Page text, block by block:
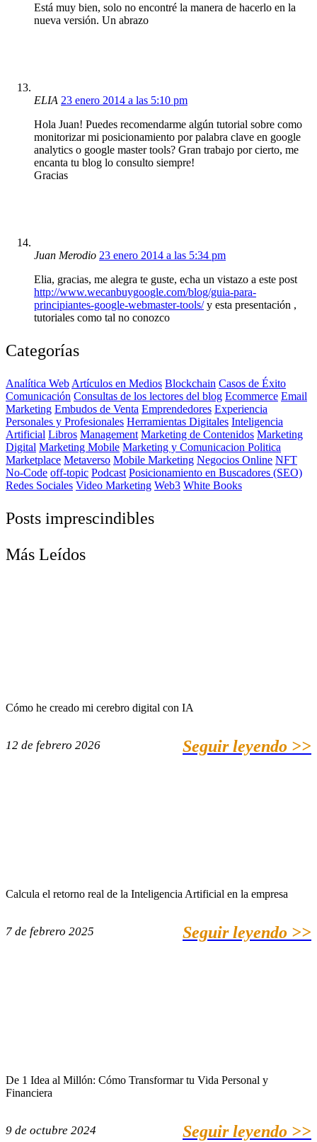
Está muy bien, solo no encontré la manera de hacerlo en la
nueva versión. Un abrazo
ELIA 23 enero 2014 a las 5:10 pm
Hola Juan! Puedes recomendarme algún tutorial sobre como
monitorizar mi posicionamiento por palabra clave en google
analytics o google master tools? Gran trabajo por cierto, me
encanta tu blog lo consulto siempre!
Gracias
Juan Merodio 23 enero 2014 a las 5:34 pm
Elia, gracias, me alegra te guste, echa un vistazo a este post
http://www.wecanbuygoogle.com/blog/guia-para-
principiantes-google-webmaster-tools/y esta presentación ,
tutoriales como tal no conozco
Categorías
Analítica Web Artículos en Medios Blockchain Casos de Éxito
Comunicación Consultas de los lectores del blog Ecommerce Email
Marketing Embudos de Venta Emprendedores Experiencia
Personales y Profesionales Herramientas Digitales Inteligencia
Artificial Libros Management Marketing de Contenidos Marketing
Digital Marketing Mobile Marketing y Comunicacion Politica
Marketplace Metaverso Mobile Marketing Negocios Online NFT
No-Code off-topic Podcast Posicionamiento en Buscadores (SEO)
Redes Sociales Video Marketing Web3 White Books
Posts imprescindibles
Más Leídos
Cómo he creado mi cerebro digital con IA
12 de febrero 2026 Seguir leyendo >>
Calcula el retorno real de la Inteligencia Artificial en la empresa
7 de febrero 2025 Seguir leyendo >>
De 1 Idea al Millón: Cómo Transformar tu Vida Personal y
Financiera
9 de octubre 2024 Seguir leyendo >>